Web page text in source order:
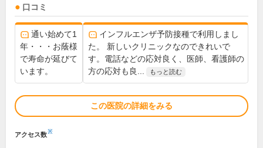
口コミ
通い始めて1
年・・・お蔭様
で寿命が延びて
います。
インフルエンザ予防接種で利用しまし
た。 新しいクリニックなのできれいで
す。電話などの応対良く、医師、看護師の
方の応対も良...
もっと読む
この医院の詳細をみる
アクセス数※